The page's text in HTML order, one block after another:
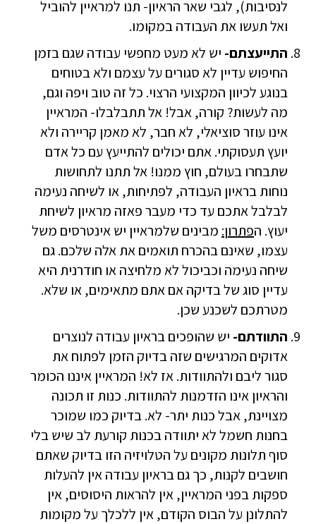
לנסיבות), לגבי שאר הראיון- תנו למראיין להוביל
ואל תעשו את העבודה במקומו.
התייעצתם- יש לא מעט מחפשי עבודה שגם בזמן
החיפוש עדיין לא סגורים על עצמם ולא בטוחים
בנוגע לכיוון המקצועי הרצוי. כל זה טוב ויפה וגם,
מה לעשות? קורה, אבל! אל תתבלבלו- המראיין
אינו עוזר סוציאלי, לא חבר, לא מאמן קריירה ולא
יועץ תעסוקתי. אתם יכולים להתייעץ עם כל אדם
שתבחרו בעולם, חוץ ממנו! אל תתנו לתחושות
נוחות בראיון העבודה, לפתיחות, או לשיחה נעימה
לבלבל אתכם עד כדי מעבר פאזה מראיון לשיחת
יעוץ. הפתרון: מבינים שלמראיין יש אינטרסים משל
עצמו, שאינם בהכרח תואמים את אלה שלכם. גם
שיחה נעימה וכביכול לא מלחיצה או חודרנית היא
עדיין סוג של בדיקה אם אתם מתאימים, או שלא.
מטרתכם לשכנע שכן.
התוודתם- יש שהופכים בראיון עבודה לנוצרים
אדוקים המרגישים שזה בדיוק הזמן לפתוח את
סגור ליבם ולהתוודות. אז לא! המראיין איננו הכומר
והראיון אינו הזדמנות להתוודות. כנות זו תכונה
מצויינת, אבל כנות יתר- לא. בדיוק כמו שמוכר
בחנות חשמל לא יתוודה בכנות קורעת לב שיש בלי
סוף תלונות מקונים על הטלויזיה הזו בדיוק שאתם
חושבים לקנות, כך גם בראיון עבודה אין להעלות
ספקות בפני המראיין, אין להראות היסוסים, אין
להתלונן על הבוס הקודם, אין ללכלך על מקומות